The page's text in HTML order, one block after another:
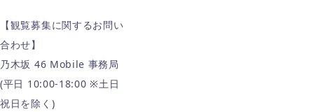
【観覧募集に関するお問い
合わせ】
乃木坂 46 Mobile 事務局
(平日 10:00-18:00 ※土日
祝日を除く)